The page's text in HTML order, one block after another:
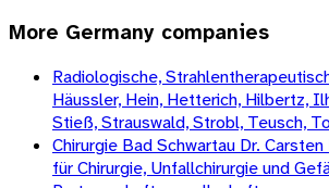
More Germany companies
Radiologische,
Häussler, Hein, Hetterich, Hilbertz,
Stieß, Strauswald, Strobl, Teusch,
Chirurgie Bad Schwartau Dr.
für Chirurgie, Unfallchirurgie und